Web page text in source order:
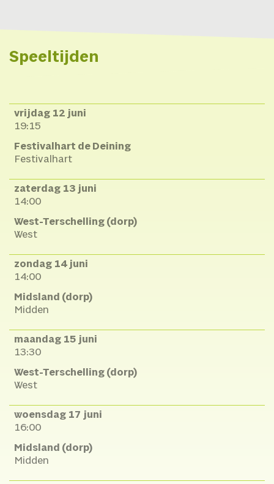
Speeltijden
vrijdag 12 juni
19:15
Festivalhart de Deining
Festivalhart
zaterdag 13 juni
14:00
West-Terschelling (dorp)
West
zondag 14 juni
14:00
Midsland (dorp)
Midden
maandag 15 juni
13:30
West-Terschelling (dorp)
West
woensdag 17 juni
16:00
Midsland (dorp)
Midden